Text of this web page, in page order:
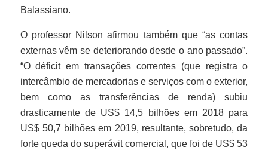
Balassiano.
O professor Nilson afirmou também que “as contas
externas vêm se deteriorando desde o ano passado”.
“O déficit em transações correntes (que registra o
intercâmbio de mercadorias e serviços com o exterior,
bem como as transferências de renda) subiu
drasticamente de US$ 14,5 bilhões em 2018 para
US$ 50,7 bilhões em 2019, resultante, sobretudo, da
forte queda do superávit comercial, que foi de US$ 53